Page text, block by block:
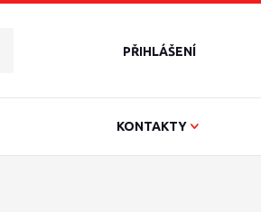
KONTAKTY
PŘIHLÁŠENÍ